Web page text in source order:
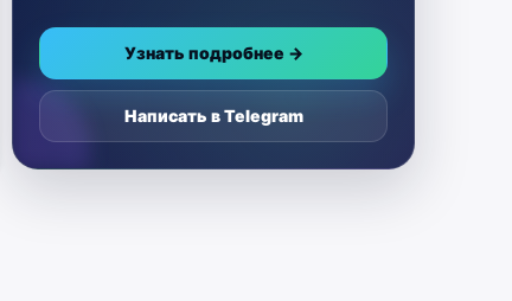
Узнать подробнее →
Написать в Telegram